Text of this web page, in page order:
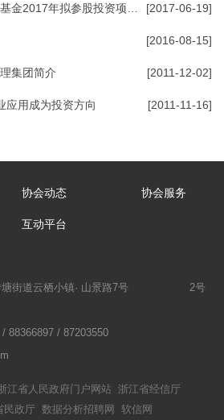
[2017-06-19]
[2016-08-15]
集团简介 [2011-12-02]
应用成为投资方向 [2011-11-16]
协会动态 协会服务
互动平台
街道云栖小镇· 山景路7号
2号
88366897 / 87203550
江省人民政府门户网站 浙江省经信厅
民政厅 数据分析招聘网 软信网